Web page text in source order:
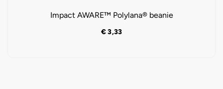
Impact AWARE™ Polylana® beanie
€3,33